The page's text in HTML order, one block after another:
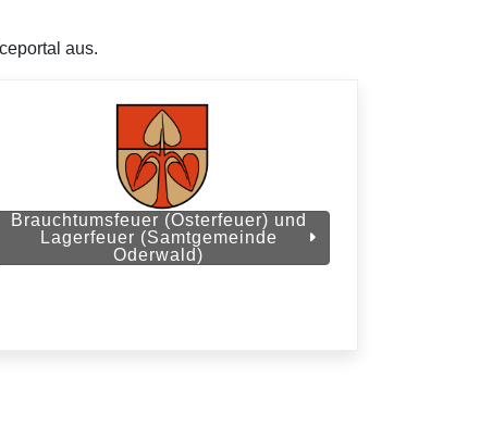
aus.
Brauchtumsfeuer (Osterfeuer) und
Lagerfeuer (Samtgemeinde
Oderwald)